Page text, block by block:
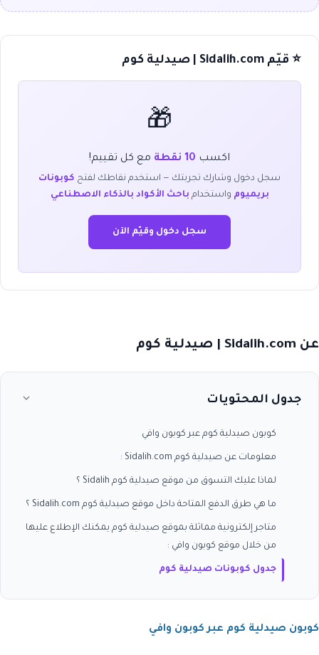
⭐ قيّم Sidalih.com | صيدلية كوم
🎁
اكسب 10 نقطة مع كل تقييم!
سجل دخول وشارك تجربتك — استخدم نقاطك لفتح كوبونات
بريميوم واستخدام باحث الأكواد بالذكاء الاصطناعي
سجل دخول وقيّم الآن
عن Sidalih.com | صيدلية كوم
جدول المحتويات
كوبون صيدلية كوم عبر كوبون وافي
معلومات عن صيدلية كوم Sidalih.com :
لماذا عليك التسوق من موقع صيدلية كوم Sidalih ؟
ما هي طرق الدفع المتاحة داخل موقع صيدلية كوم Sidalih.com ؟
متاجر إلكترونية مماثلة بموقع صيدلية كوم يمكنك الإطلاع عليها
من خلال موقع كوبون وافي :
جدول كوبونات صيدلية كوم
كوبون صيدلية كوم عبر كوبون وافي